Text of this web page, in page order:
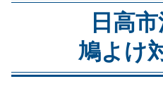
日高
鳩よけ